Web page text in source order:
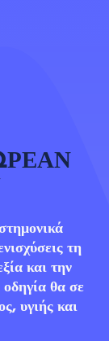
τη
και την
θα σε
υγιής και